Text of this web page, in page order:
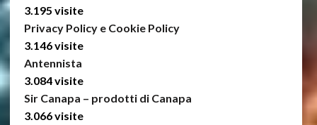
3.195 visite
Privacy Policy e Cookie Policy
3.146 visite
Antennista
3.084 visite
Sir Canapa – prodotti di Canapa
3.066 visite